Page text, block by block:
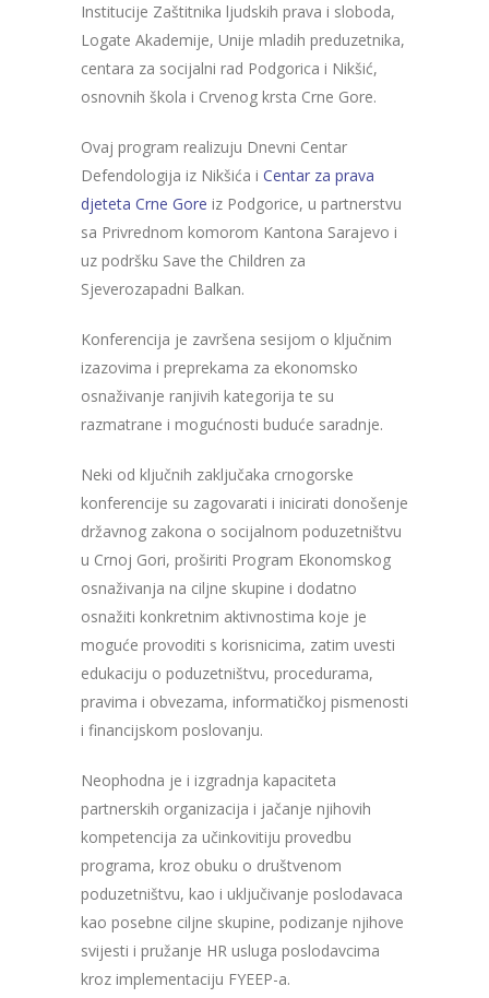
Institucije Zaštitnika ljudskih prava i sloboda,
Logate Akademije, Unije mladih preduzetnika,
centara za socijalni rad Podgorica i Nikšić,
osnovnih škola i Crvenog krsta Crne Gore.
Ovaj program realizuju Dnevni Centar
Defendologija iz Nikšića i Centar za prava
djeteta Crne Gore iz Podgorice, u partnerstvu
sa Privrednom komorom Kantona Sarajevo i
uz podršku Save the Children za
Sjeverozapadni Balkan.
Konferencija je završena sesijom o ključnim
izazovima i preprekama za ekonomsko
osnaživanje ranjivih kategorija te su
razmatrane i mogućnosti buduće saradnje.
Neki od ključnih zaključaka crnogorske
konferencije su zagovarati i inicirati donošenje
državnog zakona o socijalnom poduzetništvu
u Crnoj Gori, proširiti Program Ekonomskog
osnaživanja na ciljne skupine i dodatno
osnažiti konkretnim aktivnostima koje je
moguće provoditi s korisnicima, zatim uvesti
edukaciju o poduzetništvu, procedurama,
pravima i obvezama, informatičkoj pismenosti
i financijskom poslovanju.
Neophodna je i izgradnja kapaciteta
partnerskih organizacija i jačanje njihovih
kompetencija za učinkovitiju provedbu
programa, kroz obuku o društvenom
poduzetništvu, kao i uključivanje poslodavaca
kao posebne ciljne skupine, podizanje njihove
svijesti i pružanje HR usluga poslodavcima
kroz implementaciju FYEEP-a.